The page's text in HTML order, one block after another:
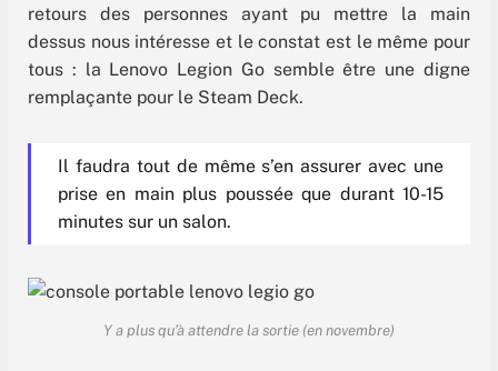
retours des personnes ayant pu mettre la main
dessus nous intéresse et le constat est le même pour
tous : la Lenovo Legion Go semble être une digne
remplaçante pour le Steam Deck.
Il faudra tout de même s’en assurer avec une
prise en main plus poussée que durant 10-15
minutes sur un salon.
Y a plus qu’à attendre la sortie (en novembre)